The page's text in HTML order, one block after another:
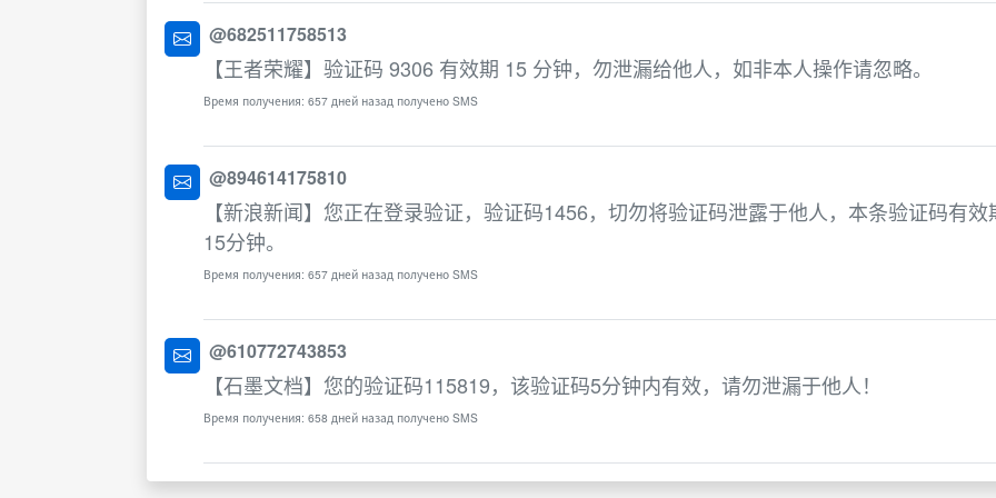
@682511758513
【王者荣耀】验证码 9306 有效期 15 分钟，勿泄漏给他人，如非本人操作请忽略。
Время получения: 657 дней назад получено SMS
@894614175810
【新浪新闻】您正在登录验证，验证码1456，切勿将验证码泄露于他人，本条验证码有效
15分钟。
Время получения: 657 дней назад получено SMS
@610772743853
【石墨文档】您的验证码115819，该验证码5分钟内有效，请勿泄漏于他人！
Время получения: 658 дней назад получено SMS